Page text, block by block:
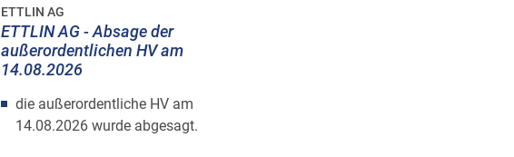
ETTLIN AG
ETTLIN AG - Absage der
außerordentlichen HV am
14.08.2026
die außerordentliche HV am
14.08.2026 wurde abgesagt.